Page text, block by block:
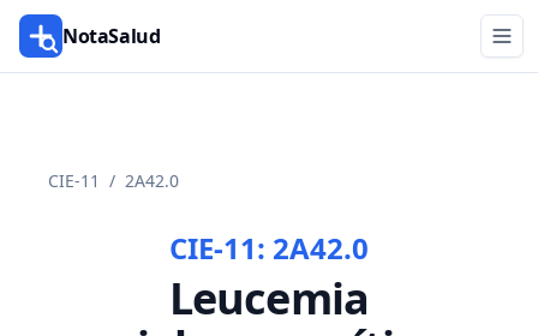
NotaSalud
CIE-11 / 2A42.0
CIE-11: 2A42.0
Leucemia